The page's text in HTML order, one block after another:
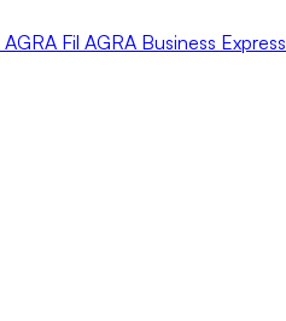
AGRA Fil AGRA Business Express